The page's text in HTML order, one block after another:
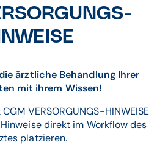
ärztliche Behandlung Ihrer
mit ihrem Wissen!
VERSORGUNGS-HINWEISE
direkt im Workflow des
platzieren.